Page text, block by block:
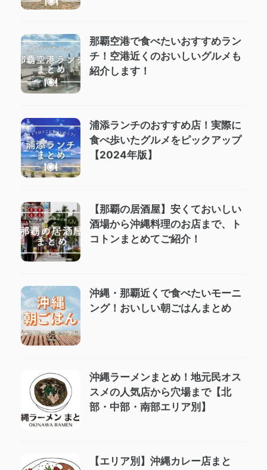
那覇空港で食べたいおすすめラン
チ！空港近くのおいしいグルメも
紹介します！
浦添ランチのおすすめ店！実際に
食べ歩いたグルメをピックアップ
【2024年版】
【那覇の居酒屋】安くておいしい
酒場から沖縄料理のお店まで、ト
コトンまとめてご紹介！
沖縄・那覇近くで食べたいモーニ
ング！おいしい朝ごはんまとめ
沖縄ラーメンまとめ！地元民オス
スメの人気店から穴場まで【北
部・中部・南部エリア別】
【エリア別】沖縄カレー店まと